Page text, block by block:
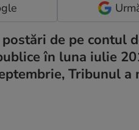
de pe contul
în luna iulie
Tribunul a